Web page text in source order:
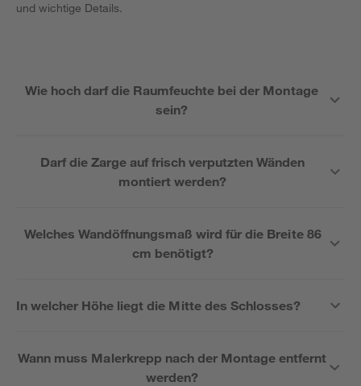
und wichtige Details.
Wie hoch darf die Raumfeuchte bei der Montage
sein?
Darf die Zarge auf frisch verputzten Wänden
montiert werden?
Welches Wandöffnungsmaß wird für die Breite 86
cm benötigt?
In welcher Höhe liegt die Mitte des Schlosses?
Wann muss Malerkrepp nach der Montage entfernt
werden?